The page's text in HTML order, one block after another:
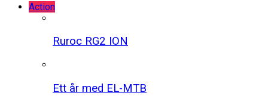
Action
Ruroc RG2 ION
Ett år med EL-MTB